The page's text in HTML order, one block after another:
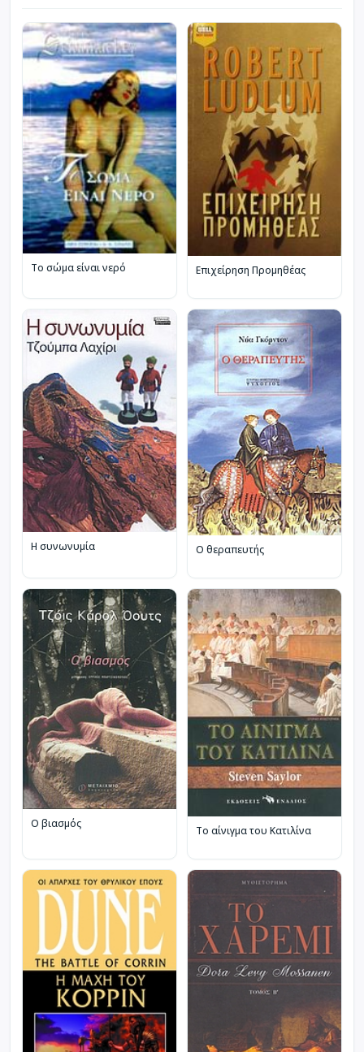
Το σώμα είναι νερό Επιχείρηση Προμηθέας
Η συνωνυμία Ο θεραπευτής
Ο βιασμός
Το αίνιγμα του Κατιλίνα